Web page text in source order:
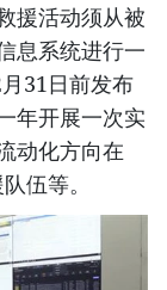
援活动须从被
息系统进行一
31日前发布
年开展一次实
动化方向在
伍等。